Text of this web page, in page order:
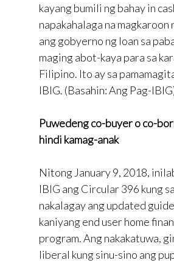
kayang bumili ng bahay in
napakahalaga na magkaroon
ang gobyerno ng loan sa
maging abot-kaya para sa
Filipino. Ito ay sa
IBIG. (Basahin: Ang Pag-
Puwedeng co-buyer o co-
hindi kamag-anak
Nitong January 9, 2018,
IBIG ang Circular 396 kung
nakalagay ang updated
kaniyang end user home
program. Ang nakakatuwa,
liberal kung sinu-sino ang